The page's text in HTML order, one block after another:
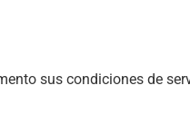
sus condiciones de